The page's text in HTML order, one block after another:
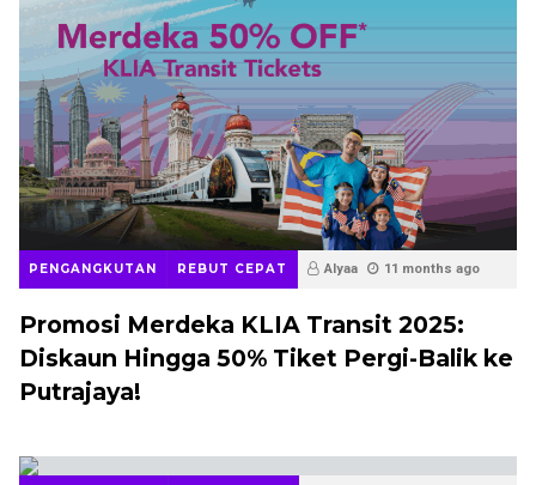
PENGANGKUTAN REBUT CEPAT Alyaa 11 months ago
Promosi Merdeka KLIA Transit 2025:
Diskaun Hingga 50% Tiket Pergi-Balik ke
Putrajaya!